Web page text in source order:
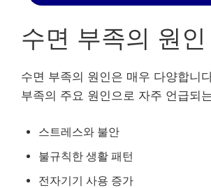
수면 부족의 원인
수면 부족의 원인은 매우 다양합니
부족의 주요 원인으로 자주 언급되
스트레스와 불안
불규칙한 생활 패턴
전자기기 사용 증가